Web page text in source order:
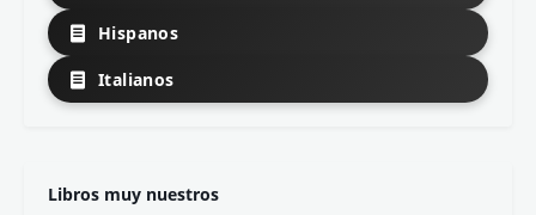
Hispanos
Italianos
Libros muy nuestros